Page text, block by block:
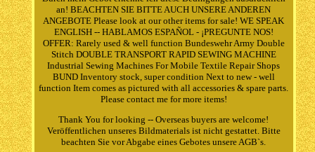
an! BEACHTEN SIE BITTE AUCH UNSERE ANDEREN
ANGEBOTE Please look at our other items for sale! WE SPEAK
ENGLISH -- HABLAMOS ESPAÑOL - ¡PREGUNTE NOS!
OFFER: Rarely used & well function Bundeswehr Army Double
Stitch DOUBLE TRANSPORT RAPID SEWING MACHINE
Industrial Sewing Machines For Mobile Textile Repair Shops
BUND Inventory stock, super condition Next to new - well
function Item comes as pictured with all accessories & spare parts.
Please contact me for more items!
Thank You for looking -- Overseas buyers are welcome!
Veröffentlichen unseres Bildmaterials ist nicht gestattet. Bitte
beachten Sie vor Abgabe eines Gebotes unsere AGB`s.